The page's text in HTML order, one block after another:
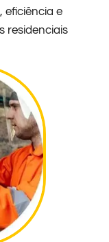
eficiência e
residenciais